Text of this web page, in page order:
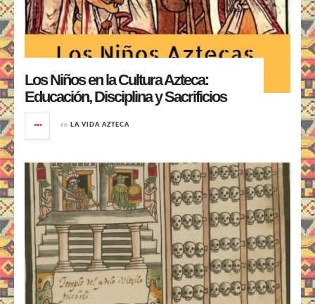
Los Niños en la Cultura Azteca:
Educación, Disciplina y Sacrificios
en LA VIDA AZTECA